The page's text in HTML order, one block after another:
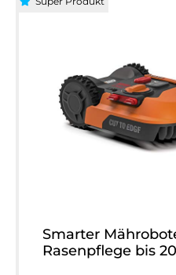
Smarter
Rasenpflege bis